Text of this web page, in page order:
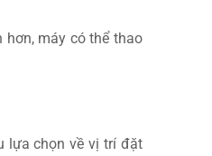
hơn, máy có thể thao
lựa chọn về vị trí đặt